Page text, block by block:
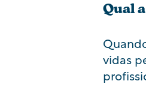
Qual
vidas